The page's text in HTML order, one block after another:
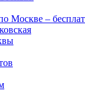
Москве –